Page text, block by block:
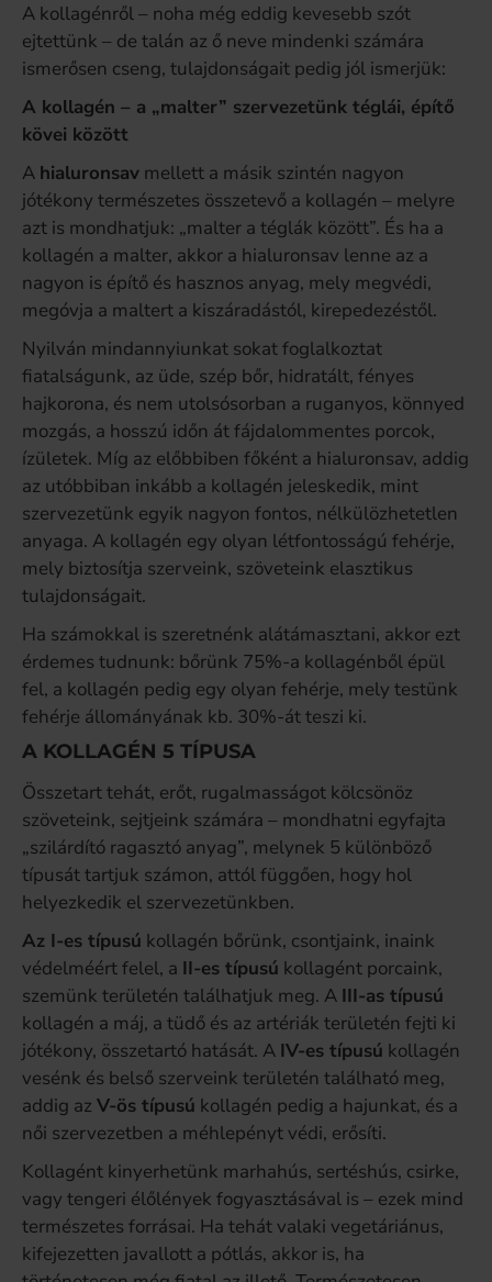
A kollagénről – noha még eddig kevesebb szót
ejtettünk – de talán az ő neve mindenki számára
ismerősen cseng, tulajdonságait pedig jól ismerjük:
A kollagén – a „malter” szervezetünk téglái, építő
kövei között
A hialuronsav mellett a másik szintén nagyon
jótékony természetes összetevő a kollagén – melyre
azt is mondhatjuk: „malter a téglák között”. És ha a
kollagén a malter, akkor a hialuronsav lenne az a
nagyon is építő és hasznos anyag, mely megvédi,
megóvja a maltert a kiszáradástól, kirepedezéstől.
Nyilván mindannyiunkat sokat foglalkoztat
fiatalságunk, az üde, szép bőr, hidratált, fényes
hajkorona, és nem utolsósorban a ruganyos, könnyed
mozgás, a hosszú időn át fájdalommentes porcok,
ízületek. Míg az előbbiben főként a hialuronsav, addig
az utóbbiban inkább a kollagén jeleskedik, mint
szervezetünk egyik nagyon fontos, nélkülözhetetlen
anyaga. A kollagén egy olyan létfontosságú fehérje,
mely biztosítja szerveink, szöveteink elasztikus
tulajdonságait.
Ha számokkal is szeretnénk alátámasztani, akkor ezt
érdemes tudnunk: bőrünk 75%-a kollagénből épül
fel, a kollagén pedig egy olyan fehérje, mely testünk
fehérje állományának kb. 30%-át teszi ki.
A KOLLAGÉN 5 TÍPUSA
Összetart tehát, erőt, rugalmasságot kölcsönöz
szöveteink, sejtjeink számára – mondhatni egyfajta
„szilárdító ragasztó anyag”, melynek 5 különböző
típusát tartjuk számon, attól függően, hogy hol
helyezkedik el szervezetünkben.
Az I-es típusú kollagén bőrünk, csontjaink, inaink
védelméért felel, a II-es típusú kollagént porcaink,
szemünk területén találhatjuk meg. A III-as típusú
kollagén a máj, a tüdő és az artériák területén fejti ki
jótékony, összetartó hatását. A IV-es típusú kollagén
vesénk és belső szerveink területén található meg,
addig az V-ös típusú kollagén pedig a hajunkat, és a
női szervezetben a méhlepényt védi, erősíti.
Kollagént kinyerhetünk marhahús, sertéshús, csirke,
vagy tengeri élőlények fogyasztásával is – ezek mind
természetes forrásai. Ha tehát valaki vegetáriánus,
kifejezetten javallott a pótlás, akkor is, ha